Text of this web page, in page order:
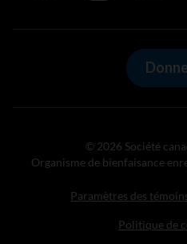
© 2026 Société
Organisme de bienfaisance
Paramètres des
Politique de